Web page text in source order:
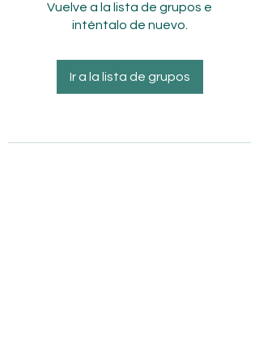
Vuelve a la lista de grupos e
inténtalo de nuevo.
Ir a la lista de grupos